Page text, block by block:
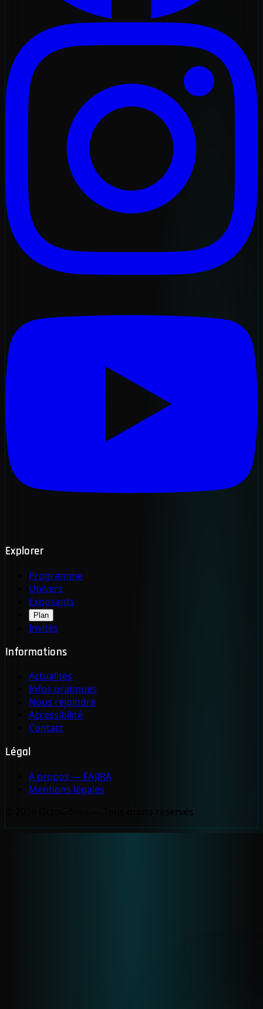
Explorer
Programme
Univers
Exposants
Plan
Invités
Informations
Actualités
Infos pratiques
Nous rejoindre
Accessibilité
Contact
Légal
À propos — FAJIRA
Mentions légales
© 2026 OctoGônes — Tous droits réservés